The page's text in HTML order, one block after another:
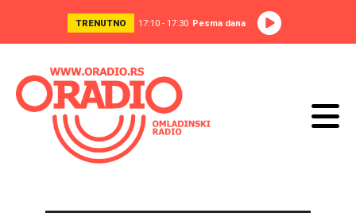
TRENUTNO 17:10 - 17:30 Pesma dana